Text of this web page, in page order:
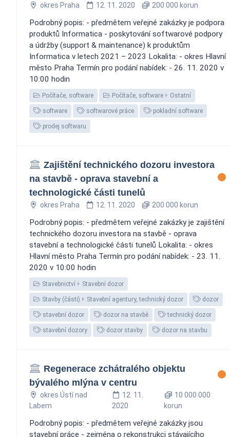
okres Praha 12. 11. 2020 200 000 korun
Podrobný popis: - předmětem veřejné zakázky je podpora
produktů Informatica - poskytování softwarové podpory
a údržby (support & maintenance) k produktům
Informatica v letech 2021 – 2023 Lokalita: - okres Hlavní
město Praha Termín pro podání nabídek: - 26. 11. 2020 v
10:00 hodin
Počítače, software Počítače, software Ostatní
software softwarové práce pokladní software
prodej softwaru
Zajištění technického dozoru investora
na stavbě - oprava stavební a
technologické části tunelů
okres Praha 12. 11. 2020 200 000 korun
Podrobný popis: - předmětem veřejné zakázky je zajištění
technického dozoru investora na stavbě - oprava
stavební a technologické části tunelů Lokalita: - okres
Hlavní město Praha Termín pro podání nabídek: - 23. 11.
2020 v 10:00 hodin
Stavebnictví Stavební dozor
Stavby (části) Stavební agentury, technický dozor dozor
stavební dozor dozor na stavbě technický dozor
stavební dozory dozor stavby dozor na stavbu
Regenerace zchátralého objektu
bývalého mlýna v centru
okres Ústí nad
Labem
12. 11.
2020
10 000 000
korun
Podrobný popis: - předmětem veřejné zakázky jsou
stavební práce - zejména o rekonstrukci stávajícího